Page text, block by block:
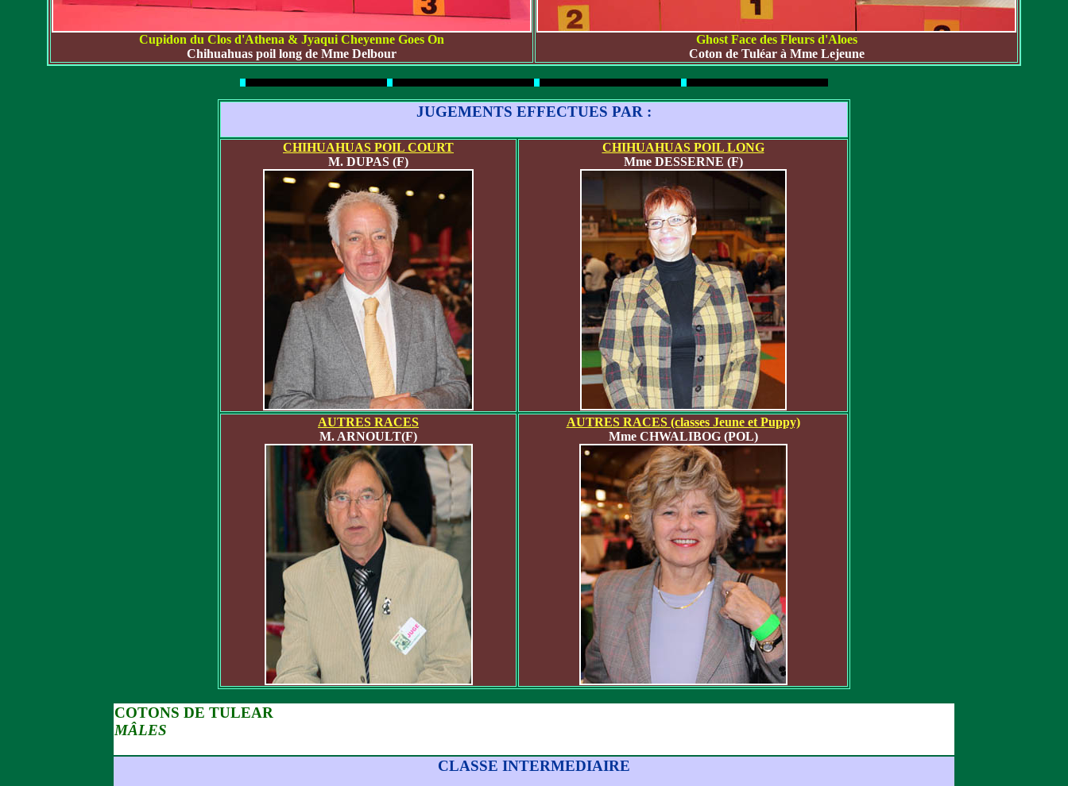
Cupidon du Clos d'Athena & Jyaqui Cheyenne Goes On
Chihuahuas poil long de Mme Delbour
Ghost Face des Fleurs d'Aloes
Coton de Tuléar à Mme Lejeune
JUGEMENTS EFFECTUES PAR :
CHIHUAHUAS POIL COURT
M. DUPAS (F)
CHIHUAHUAS POIL LONG
Mme DESSERNE (F)
AUTRES RACES
M. ARNOULT(F)
AUTRES RACES (classes Jeune et Puppy)
Mme CHWALIBOG (POL)
COTONS DE TULEAR
MÂLES
CLASSE INTERMEDIAIRE